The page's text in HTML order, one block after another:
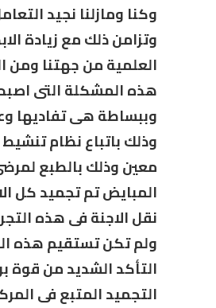
وكنا ومازلنا نجيد
وتزامن ذلك مع زيادة
العلمية من جهتنا ومن
هذه المشكلة التى
وببساطة هى تفاديها
وذلك باتباع نظام
معين وذلك بالطبع
المبايض تم تجميد كل
نقل الاجنة فى هذه
ولم تكن تستقيم هذه
التأكد الشديد من قوة
التجميد المتبع فى